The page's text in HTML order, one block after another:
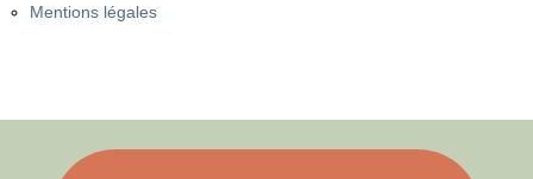
Mentions légales